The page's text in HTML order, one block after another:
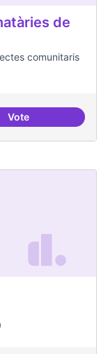
de
comunitaris
VoteTreball en xarxa